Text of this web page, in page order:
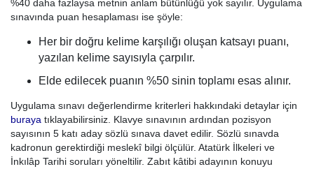
%40 daha fazlaysa metnin anlam bütünlüğü yok sayılır. Uygulama
sınavında puan hesaplaması ise şöyle:
Her bir doğru kelime karşılığı oluşan katsayı puanı,
yazılan kelime sayısıyla çarpılır.
Elde edilecek puanın %50 sinin toplamı esas alınır.
Uygulama sınavı değerlendirme kriterleri hakkındaki detaylar için
buraya tıklayabilirsiniz. Klavye sınavının ardından pozisyon
sayısının 5 katı aday sözlü sınava davet edilir. Sözlü sınavda
kadronun gerektirdiği meslekî bilgi ölçülür. Atatürk İlkeleri ve
İnkılâp Tarihi soruları yöneltilir. Zabıt kâtibi adayının konuyu